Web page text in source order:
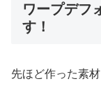
ワープデフ
す！
先ほど作った素